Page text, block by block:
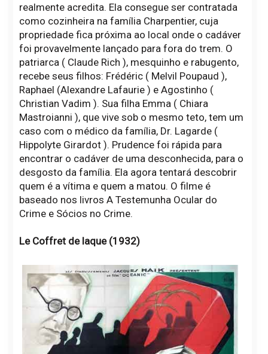
realmente acredita. Ela consegue ser contratada
como cozinheira na família Charpentier, cuja
propriedade fica próxima ao local onde o cadáver
foi provavelmente lançado para fora do trem. O
patriarca ( Claude Rich ), mesquinho e rabugento,
recebe seus filhos: Frédéric ( Melvil Poupaud ),
Raphael (Alexandre Lafaurie ) e Agostinho (
Christian Vadim ). Sua filha Emma ( Chiara
Mastroianni ), que vive sob o mesmo teto, tem um
caso com o médico da família, Dr. Lagarde (
Hippolyte Girardot ). Prudence foi rápida para
encontrar o cadáver de uma desconhecida, para o
desgosto da família. Ela agora tentará descobrir
quem é a vítima e quem a matou. O filme é
baseado nos livros A Testemunha Ocular do
Crime e Sócios no Crime.
Le Coffret de laque (1932)